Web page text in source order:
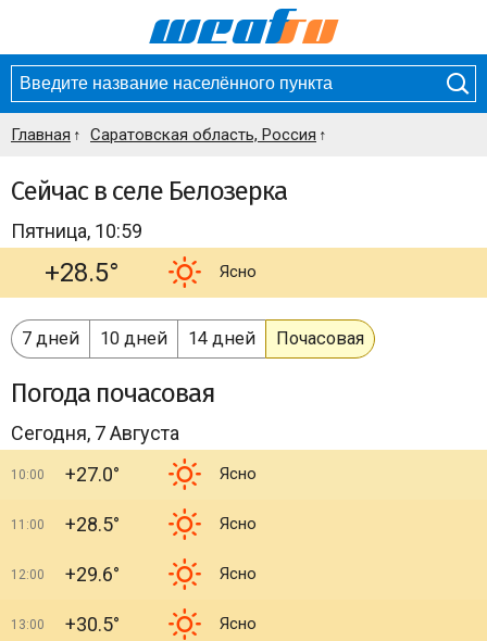
Главная Саратовская область, Россия
Сейчас в селе Белозерка
Пятница, 10:59
+28.5° Ясно
7 дней 10 дней 14 дней Почасовая
Погода почасовая
Сегодня, 7 Августа
10:00 +27.0° Ясно
11:00 +28.5° Ясно
12:00 +29.6° Ясно
13:00 +30.5° Ясно